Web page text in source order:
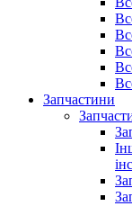
Запчастини